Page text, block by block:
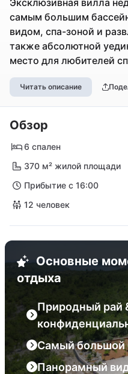
Эксклюзивная вилла
самым большим
видом, спа-зоной и
также абсолютной
место для любителей
Читать описание
Обзор
6 спален
370 м² жилой площади
Прибытие с 16:00
12 человек
Основные
отдыха
Природный рай
Самый большой
Панорамный